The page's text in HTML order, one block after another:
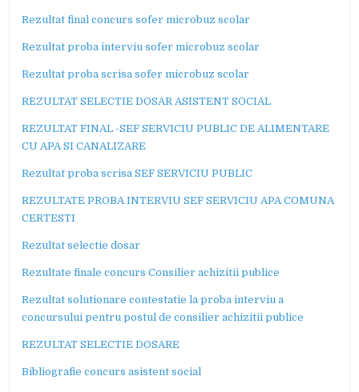
Rezultat final concurs sofer microbuz scolar
Rezultat proba interviu sofer microbuz scolar
Rezultat proba scrisa sofer microbuz scolar
REZULTAT SELECTIE DOSAR ASISTENT SOCIAL
REZULTAT FINAL -SEF SERVICIU PUBLIC DE ALIMENTARE
CU APA SI CANALIZARE
Rezultat proba scrisa SEF SERVICIU PUBLIC
REZULTATE PROBA INTERVIU SEF SERVICIU APA COMUNA
CERTESTI
Rezultat selectie dosar
Rezultate finale concurs Consilier achizitii publice
Rezultat solutionare contestatie la proba interviu a
concursului pentru postul de consilier achizitii publice
REZULTAT SELECTIE DOSARE
Bibliografie concurs asistent social